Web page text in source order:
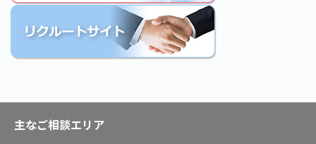
主なご相談エリア